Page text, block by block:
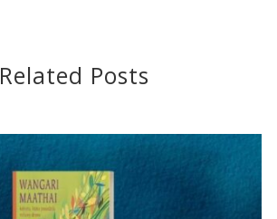
Related Posts